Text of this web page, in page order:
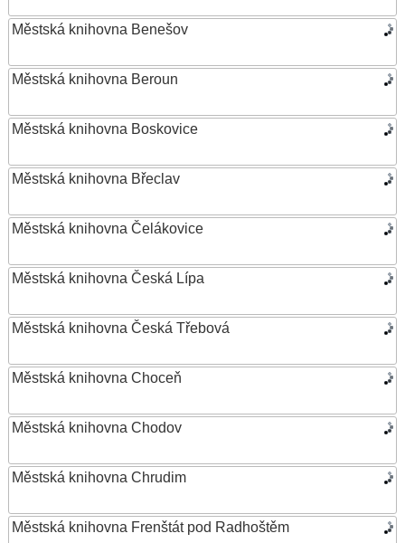
Městská knihovna Benešov
Městská knihovna Beroun
Městská knihovna Boskovice
Městská knihovna Břeclav
Městská knihovna Čelákovice
Městská knihovna Česká Lípa
Městská knihovna Česká Třebová
Městská knihovna Choceň
Městská knihovna Chodov
Městská knihovna Chrudim
Městská knihovna Frenštát pod Radhoštěm